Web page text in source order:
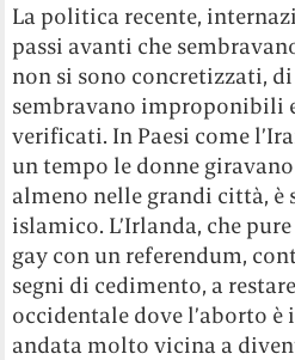
La politica recente,
passi avanti che
non si sono concretizzati,
sembravano improponibili
verificati. In Paesi come
un tempo le donne
almeno nelle grandi città,
islamico. L’Irlanda, che
gay con un referendum,
segni di cedimento, a
occidentale dove l’aborto è
andata molto vicina a